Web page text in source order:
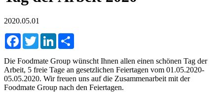
2020.05.01
FacebookTwitterLinkedIn
Die Foodmate Group wünscht Ihnen allen einen schönen Tag der
Arbeit, 5 freie Tage an gesetzlichen Feiertagen vom 01.05.2020-
05.05.2020. Wir freuen uns auf die Zusammenarbeit mit der
Foodmate Group nach den Feiertagen.